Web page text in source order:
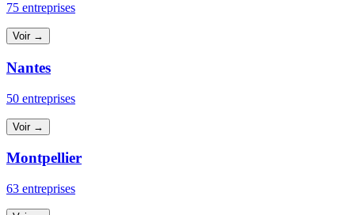
75 entreprises
Voir →
Nantes
50 entreprises
Voir →
Montpellier
63 entreprises